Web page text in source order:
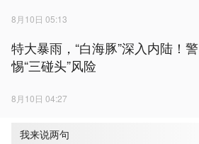
我来说两句
8月10日 05:13
特大暴雨，“白海豚”深入内陆！警
惕“三碰头”风险
8月10日 04:27